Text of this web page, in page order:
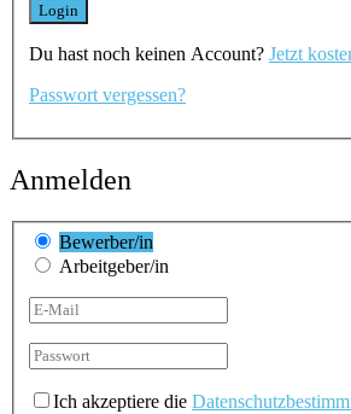
Du hast noch keinen Account? Jetzt
Passwort vergessen?
Anmelden
Bewerber/in
Arbeitgeber/in
Ich akzeptiere die